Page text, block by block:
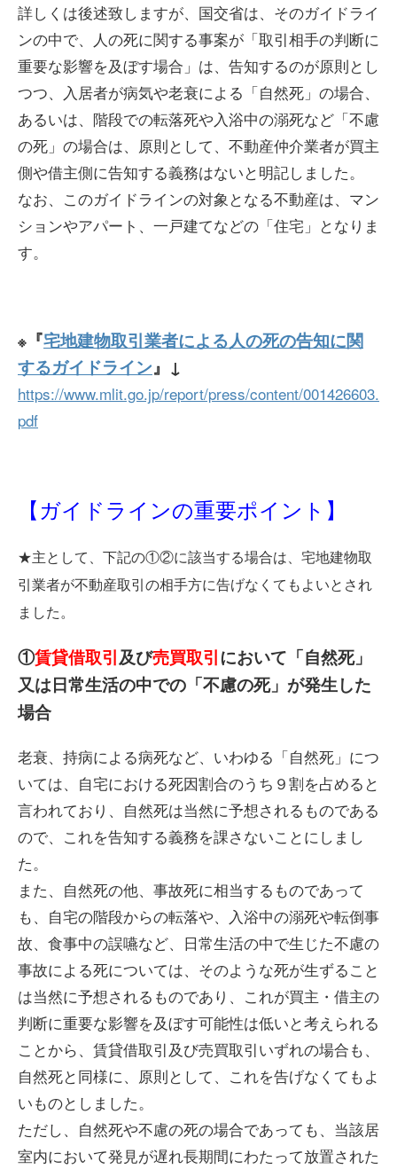
詳しくは後述致しますが、国交省は、そのガイドライ
ンの中で、人の死に関する事案が「取引相手の判断に
重要な影響を及ぼす場合」は、告知するのが原則とし
つつ、入居者が病気や老衰による「自然死」の場合、
あるいは、階段での転落死や入浴中の溺死など「不慮
の死」の場合は、原則として、不動産仲介業者が買主
側や借主側に告知する義務はないと明記しました。
なお、このガイドラインの対象となる不動産は、マン
ションやアパート、一戸建てなどの「住宅」となりま
す。
※ 『宅地建物取引業者による人の死の告知に関
するガイドライン』↓
https://www.mlit.go.jp/report/press/content/001426603.
pdf
【ガイドラインの重要ポイント】
★主として、下記の①②に該当する場合は、宅地建物取
引業者が不動産取引の相手方に告げなくてもよいとされ
ました。
①賃貸借取引及び売買取引において「自然死」
又は日常生活の中での「不慮の死」が発生した
場合
老衰、持病による病死など、いわゆる「自然死」につ
いては、自宅における死因割合のうち９割を占めると
言われており、自然死は当然に予想されるものである
ので、これを告知する義務を課さないことにしまし
た。
また、自然死の他、事故死に相当するものであって
も、自宅の階段からの転落や、入浴中の溺死や転倒事
故、食事中の誤嚥など、日常生活の中で生じた不慮の
事故による死については、そのような死が生ずること
は当然に予想されるものであり、これが買主・借主の
判断に重要な影響を及ぼす可能性は低いと考えられる
ことから、賃貸借取引及び売買取引いずれの場合も、
自然死と同様に、原則として、これを告げなくてもよ
いものとしました。
ただし、自然死や不慮の死の場合であっても、当該居
室内において発見が遅れ長期間にわたって放置された